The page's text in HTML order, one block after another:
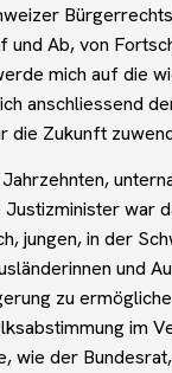
und Ab, von
mich auf die
anschliessend
die Zukunft
war
jungen, in der
und
zu
im
wie der